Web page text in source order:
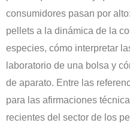
consumidores pasan por
pellets a la dinámica de la
especies, cómo interpretar
laboratorio de una bolsa y
de aparato. Entre las
para las afirmaciones
recientes del sector de los